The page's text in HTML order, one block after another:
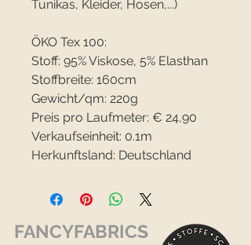
Tunikas, Kleider, Hosen,...)
ÖKO Tex 100:
Stoff: 95% Viskose, 5% Elasthan
Stoffbreite: 160cm
Gewicht/qm: 220g
Preis pro Laufmeter: € 24,90
Verkaufseinheit: 0.1m
Herkunftsland: Deutschland
FANCYFABRICS